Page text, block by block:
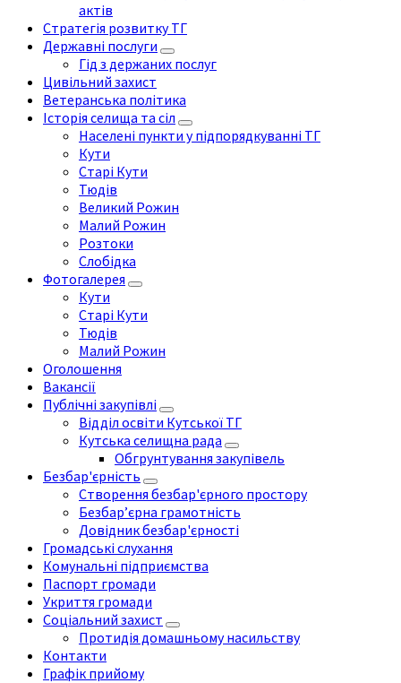
актів
Стратегія розвитку ТГ
Державні послуги
Гід з держаних послуг
Цивільний захист
Ветеранська політика
Історія селища та сіл
Населені пункти у підпорядкуванні ТГ
Кути
Старі Кути
Тюдів
Великий Рожин
Малий Рожин
Розтоки
Слобідка
Фотогалерея
Кути
Старі Кути
Тюдів
Малий Рожин
Оголошення
Вакансії
Публічні закупівлі
Відділ освіти Кутської ТГ
Кутська селищна рада
Обгрунтування закупівель
Безбар'єрність
Створення безбар'єрного простору
Безбар’єрна грамотність
Довідник безбар'єрності
Громадські слухання
Комунальні підприємства
Паспорт громади
Укриття громади
Соціальний захист
Протидія домашньому насильству
Контакти
Графік прийому